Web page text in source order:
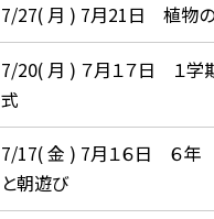
7/27( 月 ) 7月21日 植物
7/20( 月 ) ７月１７日 １学
式
7/17( 金 ) 7月１６日 ６年
と朝遊び